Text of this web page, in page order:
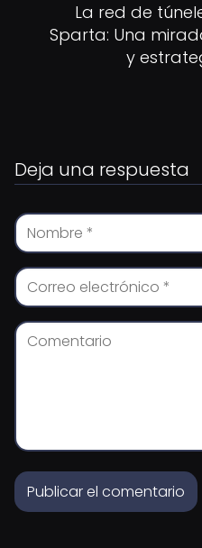
La red de
Sparta: Una
y
Deja una respuesta